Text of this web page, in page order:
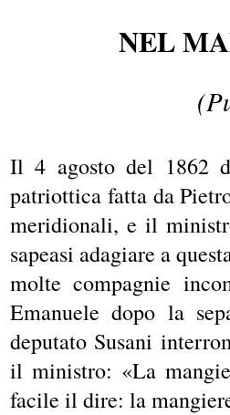
NEL
Il 4 agosto del 1862
patriottica fatta da
meridionali, e il
sapeasi adagiare a
molte compagnie
Emanuele dopo la
deputato Susani
il ministro: «La
facile il dire: la